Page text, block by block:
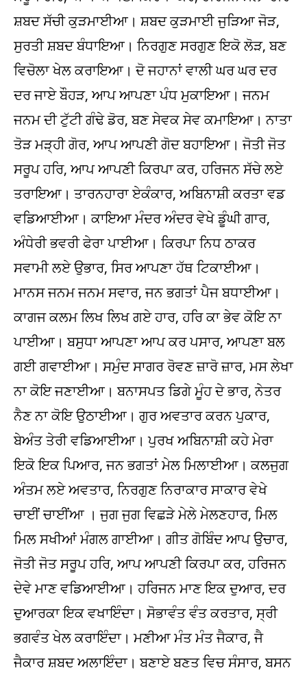
ਸ਼ਬਦ ਸੱਚੀ ਕੁੜਮਾਈਆ। ਸ਼ਬਦ ਕੁੜਮਾਈ ਜੁੜਿਆ ਜੋੜ,
ਸੁਰਤੀ ਸ਼ਬਦ ਬੰਧਾਇਆ। ਨਿਰਗੁਣ ਸਰਗੁਣ ਇਕੋ ਲੋੜ, ਬਣ
ਵਿਚੋਲਾ ਖੇਲ ਕਰਾਇਆ। ਦੋ ਜਹਾਨਾਂ ਵਾਲੀ ਘਰ ਘਰ ਦਰ
ਦਰ ਜਾਏ ਬੌਹੜ, ਆਪ ਆਪਣਾ ਪੰਧ ਮੁਕਾਇਆ। ਜਨਮ
ਜਨਮ ਦੀ ਟੁੱਟੀ ਗੰਢੇ ਡੋਰ, ਬਣ ਸੇਵਕ ਸੇਵ ਕਮਾਇਆ। ਨਾਤਾ
ਤੋੜ ਮੜ੍ਹੀ ਗੋਰ, ਆਪ ਆਪਣੀ ਗੋਦ ਬਹਾਇਆ। ਜੋਤੀ ਜੋਤ
ਸਰੂਪ ਹਰਿ, ਆਪ ਆਪਣੀ ਕਿਰਪਾ ਕਰ, ਹਰਿਜਨ ਸੱਚੇ ਲਏ
ਤਰਾਇਆ। ਤਾਰਨਹਾਰਾ ਏਕੰਕਾਰ, ਅਬਿਨਾਸ਼ੀ ਕਰਤਾ ਵਡ
ਵਡਿਆਈਆ। ਕਾਇਆ ਮੰਦਰ ਅੰਦਰ ਵੇਖੇ ਡੂੰਘੀ ਗਾਰ,
ਅੰਧੇਰੀ ਭਵਰੀ ਫੇਰਾ ਪਾਈਆ। ਕਿਰਪਾ ਨਿਧ ਠਾਕਰ
ਸਵਾਮੀ ਲਏ ਉਭਾਰ, ਸਿਰ ਆਪਣਾ ਹੱਥ ਟਿਕਾਈਆ।
ਮਾਨਸ ਜਨਮ ਜਨਮ ਸਵਾਰ, ਜਨ ਭਗਤਾਂ ਪੈਜ ਬਧਾਈਆ।
ਕਾਗਜ ਕਲਮ ਲਿਖ ਲਿਖ ਗਏ ਹਾਰ, ਹਰਿ ਕਾ ਭੇਵ ਕੋਇ ਨਾ
ਪਾਈਆ। ਬਸੁਧਾ ਆਪਣਾ ਆਪ ਕਰ ਪਸਾਰ, ਆਪਣਾ ਬਲ
ਗਈ ਗਵਾਈਆ। ਸਮੁੰਦ ਸਾਗਰ ਰੋਵਣ ਜ਼ਾਰੋ ਜ਼ਾਰ, ਮਸ ਲੇਖਾ
ਨਾ ਕੋਇ ਜਣਾਈਆ। ਬਨਾਸਪਤ ਡਿਗੇ ਮੂੰਹ ਦੇ ਭਾਰ, ਨੇਤਰ
ਨੈਣ ਨਾ ਕੋਇ ਉਠਾਈਆ। ਗੁਰ ਅਵਤਾਰ ਕਰਨ ਪੁਕਾਰ,
ਬੇਅੰਤ ਤੇਰੀ ਵਡਿਆਈਆ। ਪੁਰਖ ਅਬਿਨਾਸ਼ੀ ਕਹੇ ਮੇਰਾ
ਇਕੋ ਇਕ ਪਿਆਰ, ਜਨ ਭਗਤਾਂ ਮੇਲ ਮਿਲਾਈਆ। ਕਲਜੁਗ
ਅੰਤਮ ਲਏ ਅਵਤਾਰ, ਨਿਰਗੁਣ ਨਿਰਾਕਾਰ ਸਾਕਾਰ ਵੇਖੇ
ਚਾਈਂ ਚਾਈਂਆ । ਜੁਗ ਜੁਗ ਵਿਛੜੇ ਮੇਲੇ ਮੇਲਣਹਾਰ, ਮਿਲ
ਮਿਲ ਸਖੀਆਂ ਮੰਗਲ ਗਾਈਆ। ਗੀਤ ਗੋਬਿੰਦ ਆਪ ਉਚਾਰ,
ਜੋਤੀ ਜੋਤ ਸਰੂਪ ਹਰਿ, ਆਪ ਆਪਣੀ ਕਿਰਪਾ ਕਰ, ਹਰਿਜਨ
ਦੇਵੇ ਮਾਣ ਵਡਿਆਈਆ। ਹਰਿਜਨ ਮਾਣ ਇਕ ਦੁਆਰ, ਦਰ
ਦੁਆਰਕਾ ਇਕ ਵਖਾਇੰਦਾ। ਸੋਭਾਵੰਤ ਵੰਤ ਕਰਤਾਰ, ਸ੍ਰੀ
ਭਗਵੰਤ ਖੇਲ ਕਰਾਇੰਦਾ। ਮਣੀਆ ਮੰਤ ਮੰਤ ਜੈਕਾਰ, ਜੈ
ਜੈਕਾਰ ਸ਼ਬਦ ਅਲਾਇੰਦਾ। ਬਣਾਏ ਬਣਤ ਵਿਚ ਸੰਸਾਰ, ਬਸਨ